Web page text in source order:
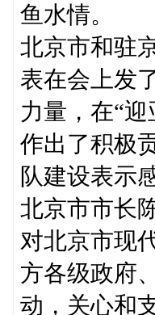
鱼水情。
北京市和驻
表在会上发
力量，在“
作出了积极
队建设表示
北京市市长
对北京市现
方各级政府
动，关心和